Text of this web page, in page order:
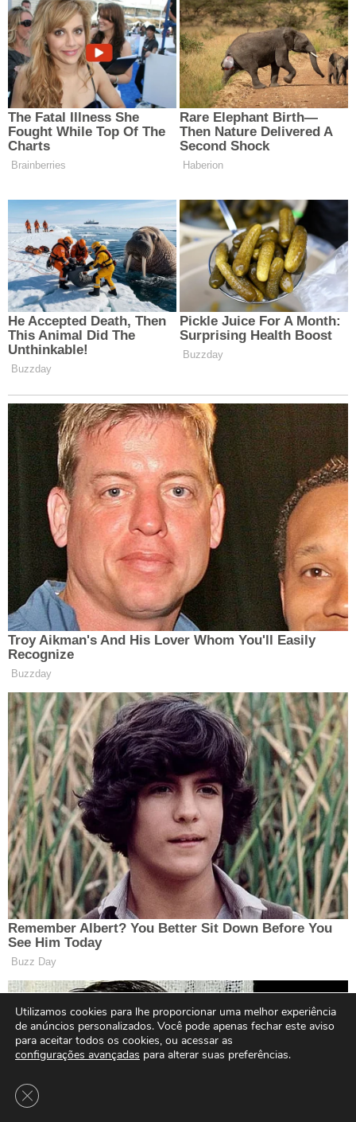
Utilizamos cookies para lhe proporcionar uma melhor experiência
de anúncios personalizados. Você pode apenas fechar este aviso
para aceitar todos os cookies, ou acessar as
configurações avançadas para alterar suas preferências.
Close GDPR Cookie Banner